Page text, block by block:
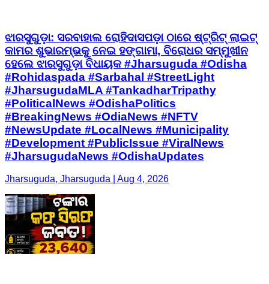
ଝାରସୁଗୁଡ଼ା: ସରବାହାଲ ରୋହିଦାସପଡ଼ା ଠାରେ ଷ୍ଟ୍ରିଟ୍ ଲାଇଟ୍
କାମର ଶୁଭାରମ୍ଭକୁ ନେଇ ହଙ୍ଗାମା, ବିରୋଧର ସମ୍ମୁଖୀନ
ହେଲେ ଝାରସୁଗୁଡ଼ା ବିଧାୟକ #Jharsuguda #Odisha
#Rohidaspada #Sarbahal #StreetLight
#JharsugudaMLA #TankadharTripathy
#PoliticalNews #OdishaPolitics
#BreakingNews #OdiaNews #NFTV
#NewsUpdate #LocalNews #Municipality
#Development #PublicIssue #ViralNews
#JharsugudaNews #OdishaUpdates
Jharsuguda, Jharsuguda | Aug 4, 2026